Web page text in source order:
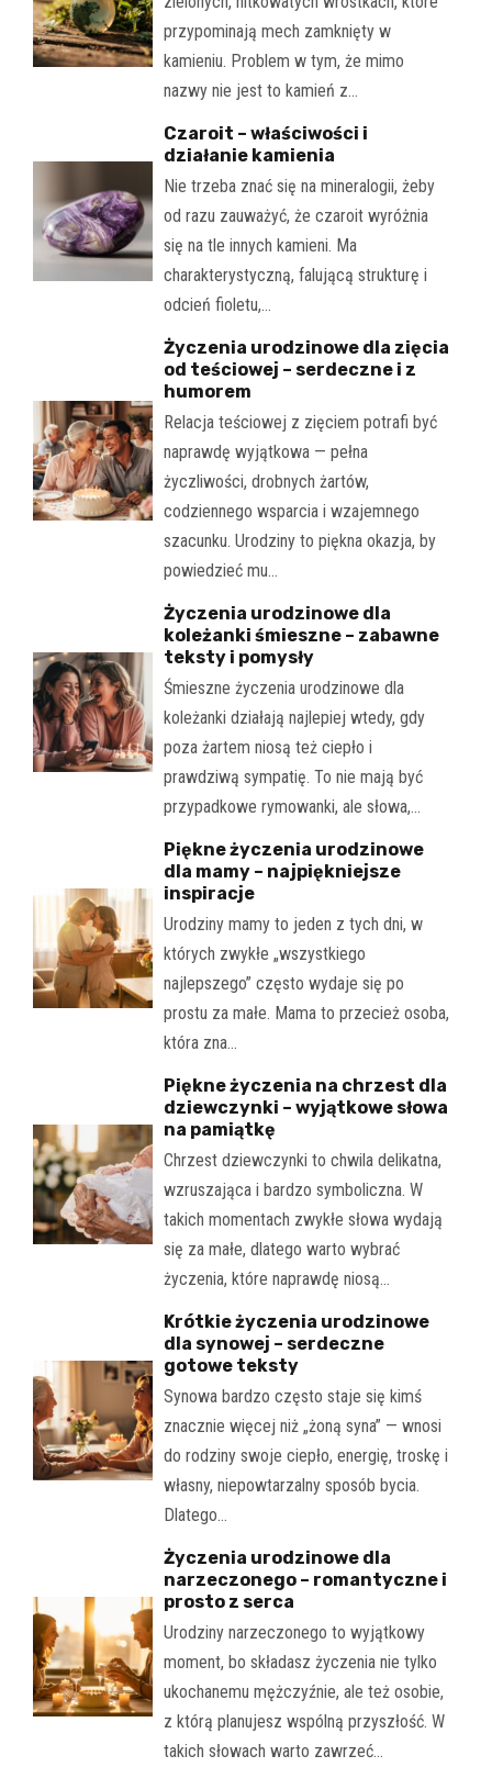
przypominają mech zamknięty w
kamieniu. Problem w tym, że mimo
nazwy nie jest to kamień z…
Czaroit – właściwości i
działanie kamienia
Nie trzeba znać się na mineralogii, żeby
od razu zauważyć, że czaroit wyróżnia
się na tle innych kamieni. Ma
charakterystyczną, falującą strukturę i
odcień fioletu,…
Życzenia urodzinowe dla zięcia
od teściowej – serdeczne i z
humorem
Relacja teściowej z zięciem potrafi być
naprawdę wyjątkowa — pełna
życzliwości, drobnych żartów,
codziennego wsparcia i wzajemnego
szacunku. Urodziny to piękna okazja, by
powiedzieć mu…
Życzenia urodzinowe dla
koleżanki śmieszne – zabawne
teksty i pomysły
Śmieszne życzenia urodzinowe dla
koleżanki działają najlepiej wtedy, gdy
poza żartem niosą też ciepło i
prawdziwą sympatię. To nie mają być
przypadkowe rymowanki, ale słowa,…
Piękne życzenia urodzinowe
dla mamy – najpiękniejsze
inspiracje
Urodziny mamy to jeden z tych dni, w
których zwykłe „wszystkiego
najlepszego” często wydaje się po
prostu za małe. Mama to przecież osoba,
która zna…
Piękne życzenia na chrzest dla
dziewczynki – wyjątkowe słowa
na pamiątkę
Chrzest dziewczynki to chwila delikatna,
wzruszająca i bardzo symboliczna. W
takich momentach zwykłe słowa wydają
się za małe, dlatego warto wybrać
życzenia, które naprawdę niosą…
Krótkie życzenia urodzinowe
dla synowej – serdeczne
gotowe teksty
Synowa bardzo często staje się kimś
znacznie więcej niż „żoną syna” — wnosi
do rodziny swoje ciepło, energię, troskę i
własny, niepowtarzalny sposób bycia.
Dlatego…
Życzenia urodzinowe dla
narzeczonego – romantyczne i
prosto z serca
Urodziny narzeczonego to wyjątkowy
moment, bo składasz życzenia nie tylko
ukochanemu mężczyźnie, ale też osobie,
z którą planujesz wspólną przyszłość. W
takich słowach warto zawrzeć…